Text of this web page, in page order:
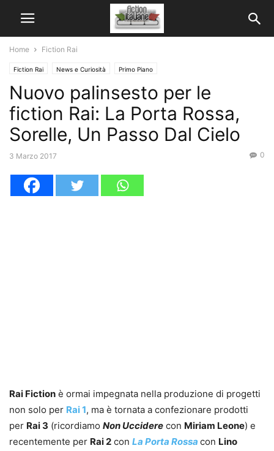
Home Fiction Rai
Fiction Rai News e Curiosità Primo Piano
Nuovo palinsesto per le
fiction Rai: La Porta Rossa,
Sorelle, Un Passo Dal Cielo
3 Marzo 2017 0
Rai Fiction è ormai impegnata nella produzione di progetti
non solo per Rai 1, ma è tornata a confezionare prodotti
per Rai 3 (ricordiamo Non Uccidere con Miriam Leone) e
recentemente per Rai 2 con La Porta Rossa con Lino